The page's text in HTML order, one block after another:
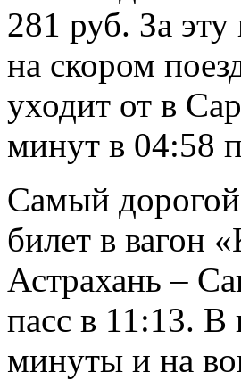
281 руб. За
на скором
уходит от в
минут в 04:58
Самый
билет в вагон
Астрахань –
пасс в 11:13. В
минуты и на